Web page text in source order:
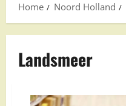
Home
Noord Holland
Landsmeer